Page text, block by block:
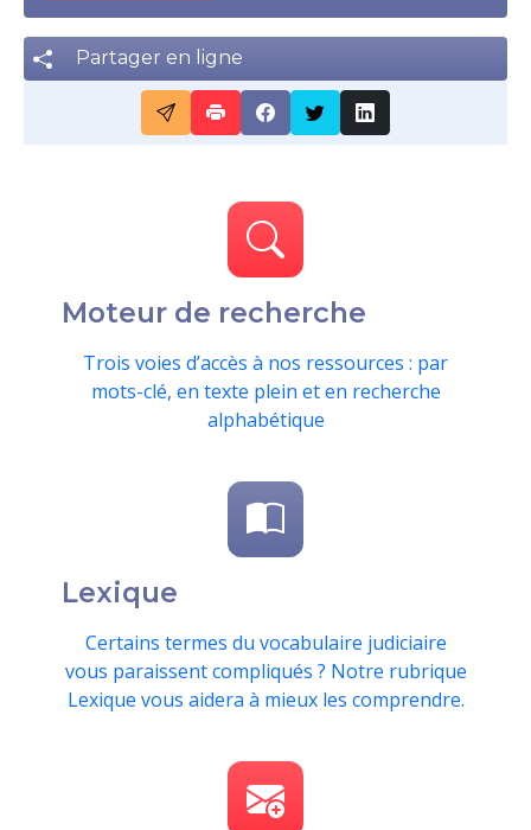
Partager en ligne
Moteur de recherche
Trois voies d’accès à nos ressources : par
mots-clé, en texte plein et en recherche
alphabétique
Lexique
Certains termes du vocabulaire judiciaire
vous paraissent compliqués ? Notre rubrique
Lexique vous aidera à mieux les comprendre.